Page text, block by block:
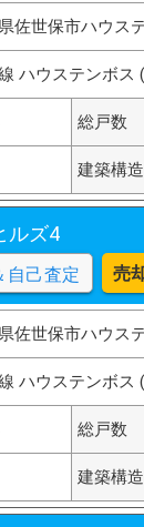
佐世保市ハウス
ハウステンボス
総戸数
建築構造
ルズ4
自己査定 売
佐世保市ハウス
ハウステンボス
総戸数
建築構造